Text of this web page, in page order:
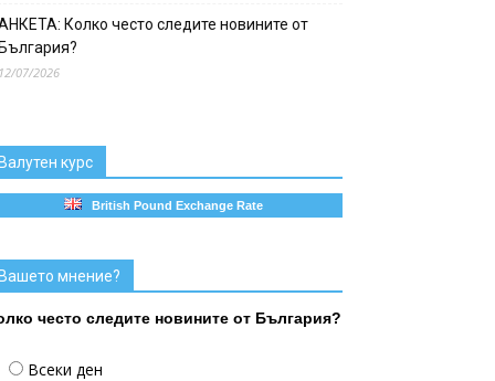
Колко често следите новините от
07/2026
курс
British Pound Exchange Rate
мнение?
често следите новините от България?
Всеки ден